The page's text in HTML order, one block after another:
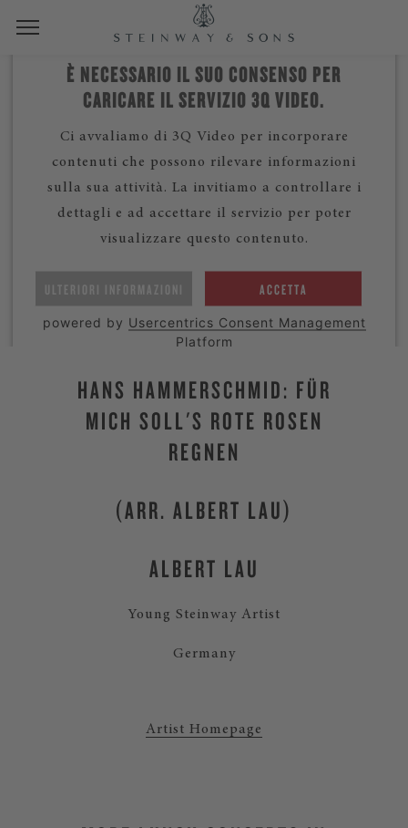
È NECESSARIO IL SUO CONSENSO PER
CARICARE IL SERVIZIO 3Q VIDEO.
Ci avvaliamo di 3Q Video per incorporare
contenuti che possono rilevare informazioni
sulla sua attività. La invitiamo a controllare i
dettagli e ad accettare il servizio per poter
visualizzare questo contenuto.
ULTERIORI INFORMAZIONI ACCETTA
powered by Usercentrics Consent Management
Platform
HANS HAMMERSCHMID: FÜR
MICH SOLL'S ROTE ROSEN
REGNEN
(ARR. ALBERT LAU)
ALBERT LAU
Young Steinway Artist
Germany
Artist Homepage